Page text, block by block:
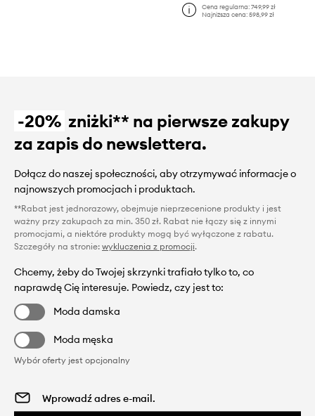
Cena regularna: 749,99 zł
Najniższa cena: 598,99 zł
-20% zniżki** na pierwsze zakupy
za zapis do newslettera.
Dołącz do naszej społeczności, aby otrzymywać informacje o
najnowszych promocjach i produktach.
**Rabat jest jednorazowy, obejmuje nieprzecenione produkty i jest
ważny przy zakupach za min. 350 zł. Rabat nie łączy się z innymi
promocjami, a niektóre produkty mogą być wyłączone z rabatu.
Szczegóły na stronie: wykluczenia z promocji.
Chcemy, żeby do Twojej skrzynki trafiało tylko to, co
naprawdę Cię interesuje. Powiedz, czy jest to:
Moda damska
Moda męska
Wybór oferty jest opcjonalny